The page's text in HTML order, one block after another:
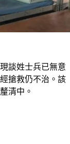
搶救仍不治。該
清中。